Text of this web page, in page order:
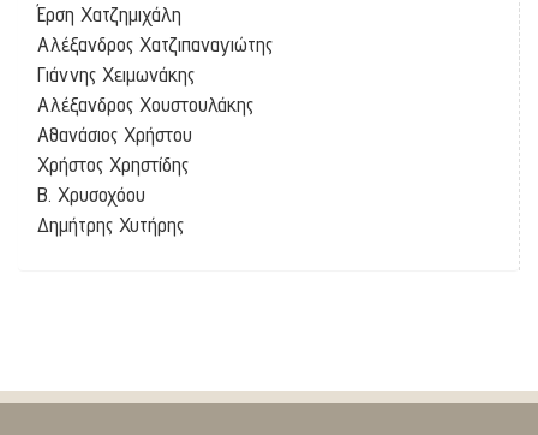
Έρση Χατζημιχάλη
Αλέξανδρος Χατζιπαναγιώτης
Γιάννης Χειμωνάκης
Αλέξανδρος Χουστουλάκης
Αθανάσιος Χρήστου
Χρήστος Χρηστίδης
Β. Χρυσοχόου
Δημήτρης Χυτήρης